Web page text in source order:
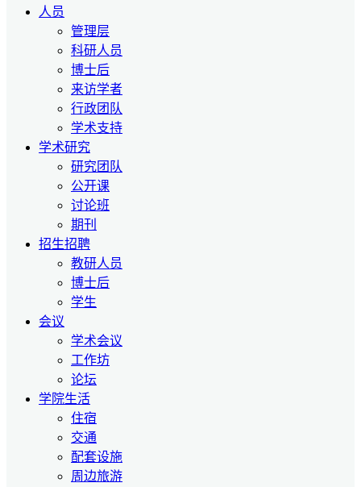
人员
管理层
科研人员
博士后
来访学者
行政团队
学术支持
学术研究
研究团队
公开课
讨论班
期刊
招生招聘
教研人员
博士后
学生
会议
学术会议
工作坊
论坛
学院生活
住宿
交通
配套设施
周边旅游